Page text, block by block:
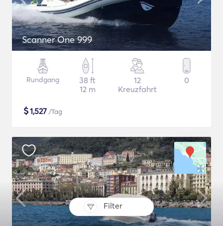
Filter
Scanner One 999
Rundgang
38 ft
12 m
12
Kreuzfahrt
0
$1,527 /Tag